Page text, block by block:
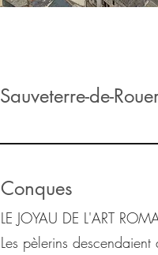
Sauveterre-de-
Conques
LE JOYAU DE L'ART
Les pèlerins